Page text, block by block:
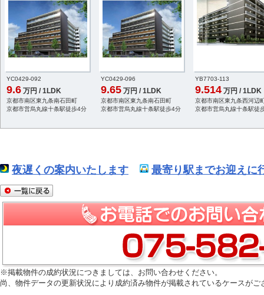
YC0429-092
9.6 万円 / 1LDK
京都市南区東九条南石田町
京都市営烏丸線十条駅徒歩4分
YC0429-096
9.65 万円 / 1LDK
京都市南区東九条南石田町
京都市営烏丸線十条駅徒歩4分
YB7703-113
9.514 万円 / 1LDK
京都市南区東九条西河辺
京都市営烏丸線十条駅徒
夜遅くの案内いたします 最寄り駅までお迎えに
※掲載物件の成約状況につきましては、お問い合わせください。
尚、物件データの更新状況により成約済み物件が掲載されているケースが